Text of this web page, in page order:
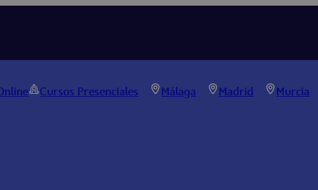
Cursos Presenciales Málaga Madrid Murcia